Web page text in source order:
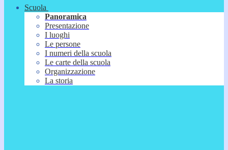
Scuola
Panoramica
Presentazione
I luoghi
Le persone
I numeri della scuola
Le carte della scuola
Organizzazione
La storia